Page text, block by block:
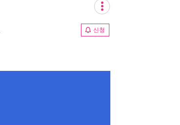
신청